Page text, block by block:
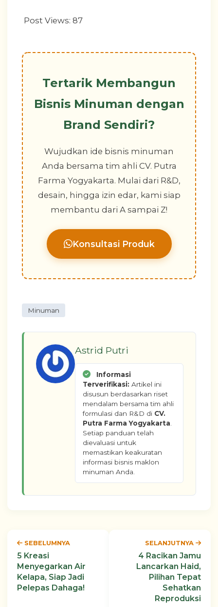
Post Views: 87
Tertarik Membangun
Bisnis Minuman dengan
Brand Sendiri?
Wujudkan ide bisnis minuman
Anda bersama tim ahli CV. Putra
Farma Yogyakarta. Mulai dari R&D,
desain, hingga izin edar, kami siap
membantu dari A sampai Z!
Konsultasi Produk
Minuman
Astrid Putri
Informasi
Terverifikasi: Artikel ini
disusun berdasarkan riset
mendalam bersama tim ahli
formulasi dan R&D di CV.
Putra Farma Yogyakarta
Setiap panduan telah
dievaluasi untuk
memastikan keakuratan
informasi bisnis maklon
minuman Anda.
SEBELUMNYA
5 Kreasi
Menyegarkan Air
Kelapa, Siap Jadi
Pelepas Dahaga!
SELANJUTNYA
4 Racikan Jamu
Lancarkan Haid,
Pilihan Tepat
Sehatkan
Reproduksi